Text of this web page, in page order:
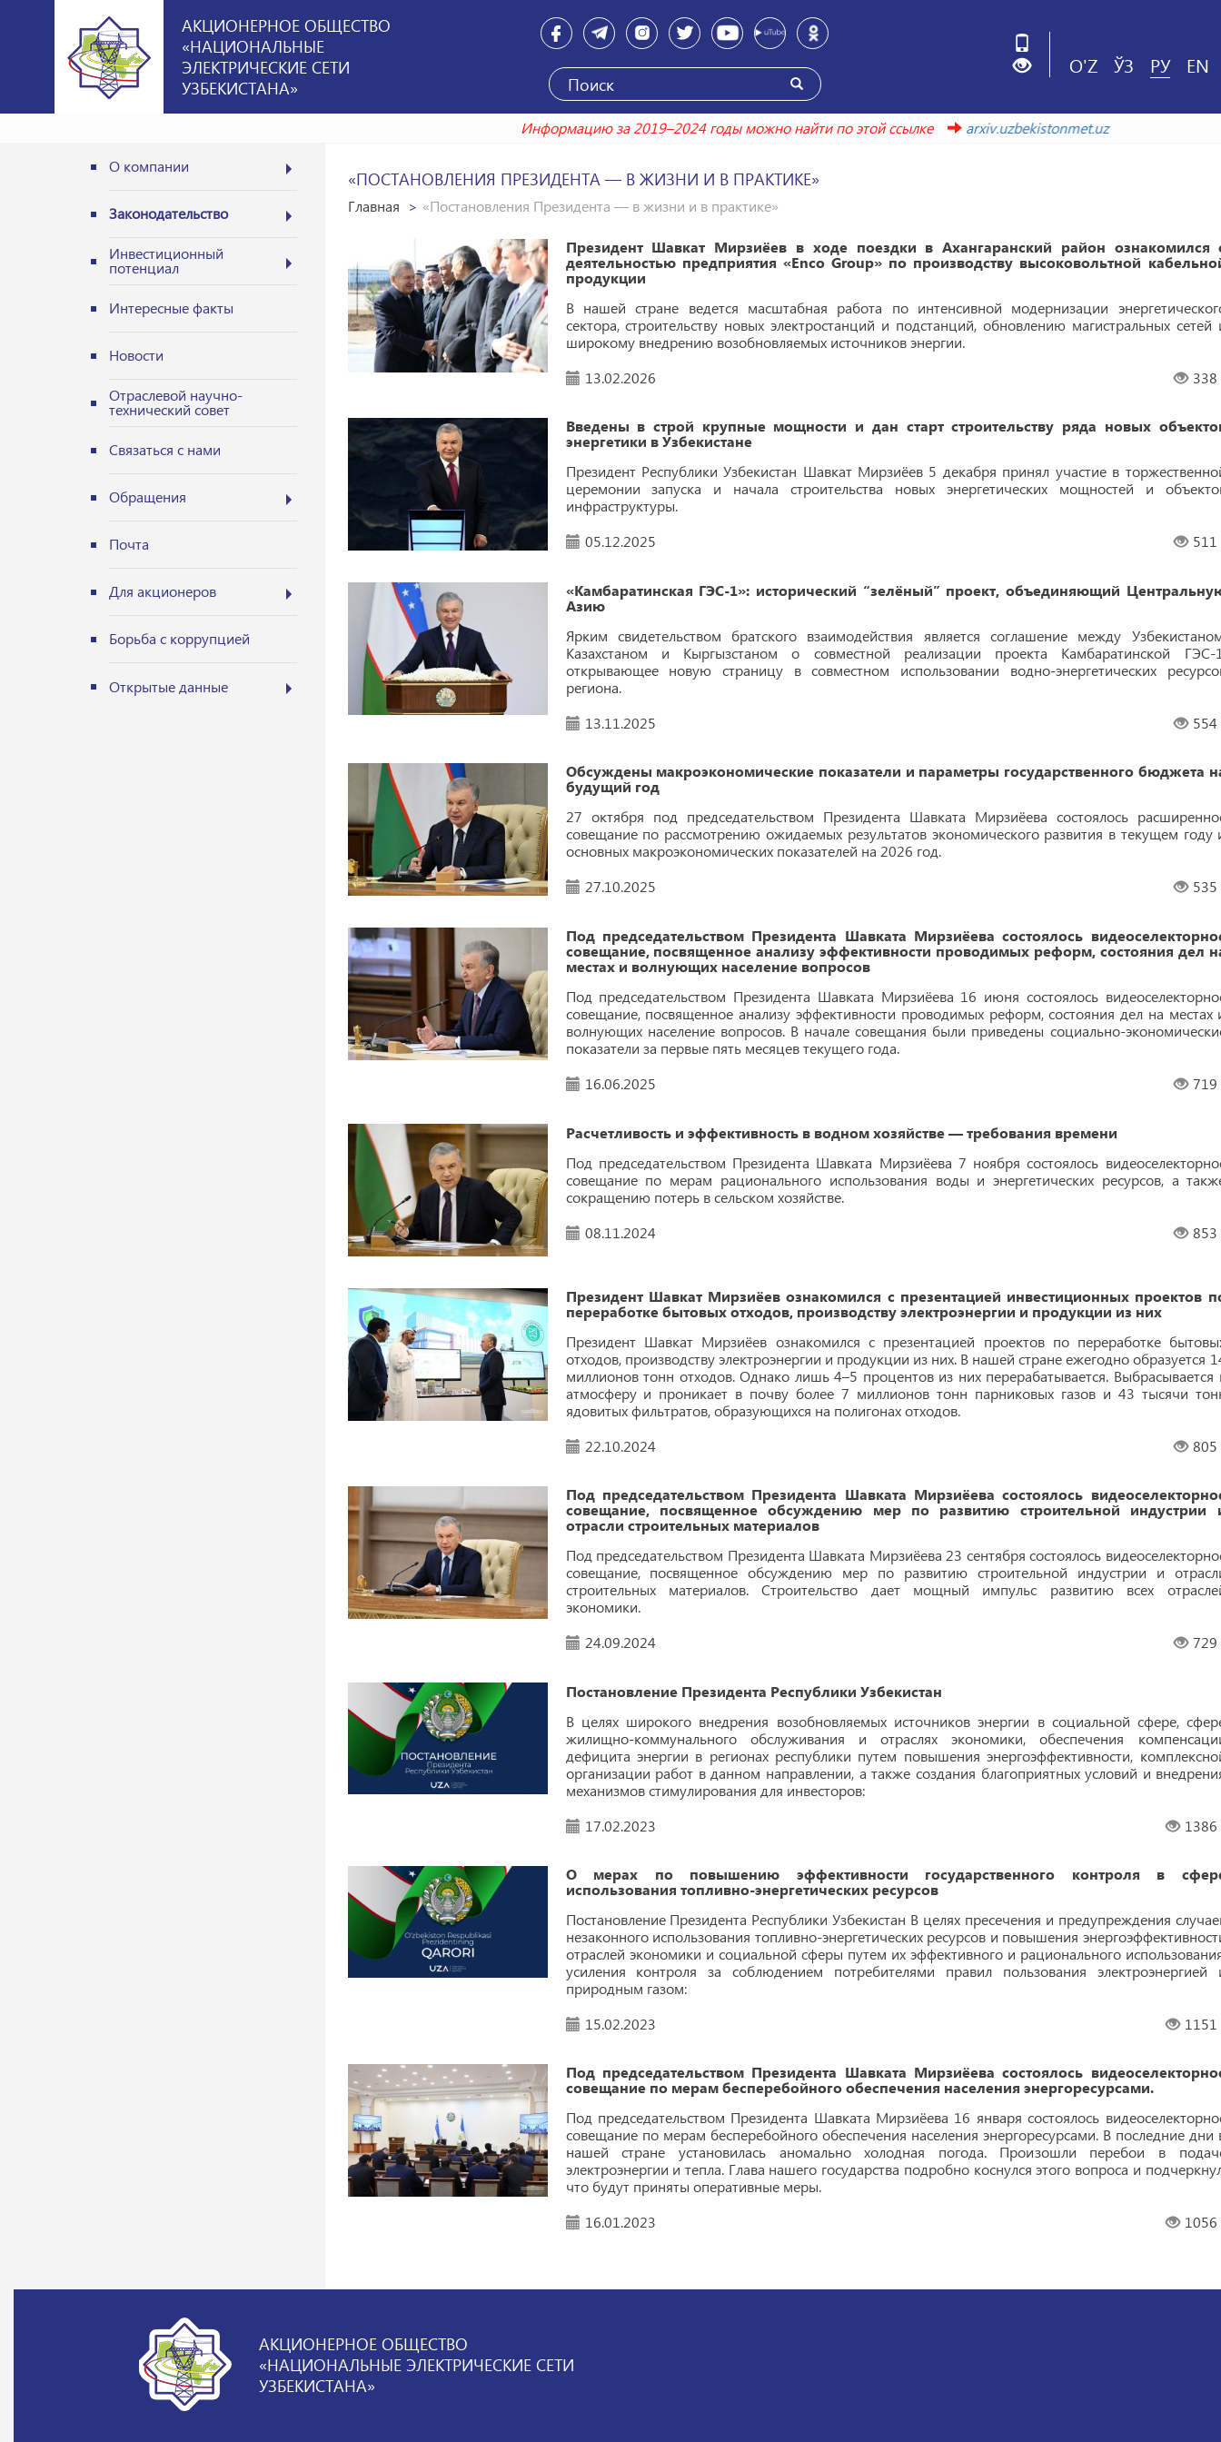
АКЦИОНЕРНОЕ ОБЩЕСТВО
«НАЦИОНАЛЬНЫЕ
ЭЛЕКТРИЧЕСКИЕ СЕТИ
УЗБЕКИСТАНА»
O'Z ЎЗ РУ EN
Информацию за 2019–2024 годы можно найти по этой ссылке
arxiv.uzbekistonmet.uz
О компании
Законодательство
Инвестиционный
потенциал
Интересные факты
Новости
Отраслевой научно-
технический совет
Связаться с нами
Обращения
Почта
Для акционеров
Борьба с коррупцией
Открытые данные
«ПОСТАНОВЛЕНИЯ ПРЕЗИДЕНТА — В ЖИЗНИ И В ПРАКТИКЕ»
Главная «Постановления Президента — в жизни и в практике»
Президент Шавкат Мирзиёев в ходе поездки в Ахангаранский район ознакомился
деятельностью предприятия «Enco Group» по производству высоковольтной
продукции
В нашей стране ведется масштабная работа по интенсивной модернизации
сектора, строительству новых электростанций и подстанций, обновлению магистральных сетей
широкому внедрению возобновляемых источников энергии.
13.02.2026
338
Введены в строй крупные мощности и дан старт строительству ряда новых
энергетики в Узбекистане
Президент Республики Узбекистан Шавкат Мирзиёев 5 декабря принял участие в
церемонии запуска и начала строительства новых энергетических мощностей и
инфраструктуры.
05.12.2025
511
«Камбаратинская ГЭС-1»: исторический “зелёный” проект, объединяющий
Азию
Ярким свидетельством братского взаимодействия является соглашение между
Казахстаном и Кыргызстаном о совместной реализации проекта Камбаратинской ГЭС-
открывающее новую страницу в совместном использовании водно-энергетических
региона.
13.11.2025
554
Обсуждены макроэкономические показатели и параметры государственного бюджета
будущий год
27 октября под председательством Президента Шавката Мирзиёева состоялось
совещание по рассмотрению ожидаемых результатов экономического развития в текущем году
основных макроэкономических показателей на 2026 год.
27.10.2025
535
Под председательством Президента Шавката Мирзиёева состоялось
совещание, посвященное анализу эффективности проводимых реформ, состояния дел
местах и волнующих население вопросов
Под председательством Президента Шавката Мирзиёева 16 июня состоялось
совещание, посвященное анализу эффективности проводимых реформ, состояния дел на местах
волнующих население вопросов. В начале совещания были приведены социально-
показатели за первые пять месяцев текущего года.
16.06.2025
719
Расчетливость и эффективность в водном хозяйстве — требования времени
Под председательством Президента Шавката Мирзиёева 7 ноября состоялось
совещание по мерам рационального использования воды и энергетических ресурсов, а
сокращению потерь в сельском хозяйстве.
08.11.2024
853
Президент Шавкат Мирзиёев ознакомился с презентацией инвестиционных проектов
переработке бытовых отходов, производству электроэнергии и продукции из них
Президент Шавкат Мирзиёев ознакомился с презентацией проектов по переработке
отходов, производству электроэнергии и продукции из них. В нашей стране ежегодно образуется
миллионов тонн отходов. Однако лишь 4–5 процентов из них перерабатывается. Выбрасывается
атмосферу и проникает в почву более 7 миллионов тонн парниковых газов и 43 тысячи
ядовитых фильтратов, образующихся на полигонах отходов.
22.10.2024
805
Под председательством Президента Шавката Мирзиёева состоялось
совещание, посвященное обсуждению мер по развитию строительной индустрии
отрасли строительных материалов
Под председательством Президента Шавката Мирзиёева 23 сентября состоялось
совещание, посвященное обсуждению мер по развитию строительной индустрии и
строительных материалов. Строительство дает мощный импульс развитию всех
экономики.
24.09.2024
729
Постановление Президента Республики Узбекистан
В целях широкого внедрения возобновляемых источников энергии в социальной сфере,
жилищно-коммунального обслуживания и отраслях экономики, обеспечения
дефицита энергии в регионах республики путем повышения энергоэффективности,
организации работ в данном направлении, а также создания благоприятных условий и
механизмов стимулирования для инвесторов:
17.02.2023
1386
О мерах по повышению эффективности государственного контроля в
использования топливно-энергетических ресурсов
Постановление Президента Республики Узбекистан В целях пресечения и предупреждения
незаконного использования топливно-энергетических ресурсов и повышения
отраслей экономики и социальной сферы путем их эффективного и рационального
усиления контроля за соблюдением потребителями правил пользования электроэнергией
природным газом:
15.02.2023
1151
Под председательством Президента Шавката Мирзиёева состоялось
совещание по мерам бесперебойного обеспечения населения энергоресурсами.
Под председательством Президента Шавката Мирзиёева 16 января состоялось
совещание по мерам бесперебойного обеспечения населения энергоресурсами. В последние дни
нашей стране установилась аномально холодная погода. Произошли перебои в
электроэнергии и тепла. Глава нашего государства подробно коснулся этого вопроса и
что будут приняты оперативные меры.
16.01.2023
1056
АКЦИОНЕРНОЕ ОБЩЕСТВО
«НАЦИОНАЛЬНЫЕ ЭЛЕКТРИЧЕСКИЕ СЕТИ
УЗБЕКИСТАНА»